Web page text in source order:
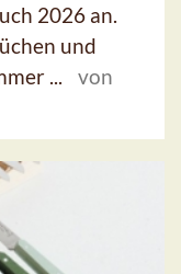
2026 an.
und
...
von